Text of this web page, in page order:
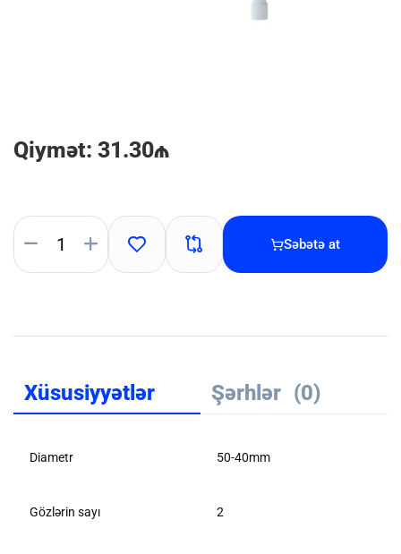
Qiymət: 31.30₼
Səbətə at
Xüsusiyyətlər Şərhlər (0)
Diametr 50-40mm
Gözlərin sayı 2